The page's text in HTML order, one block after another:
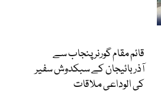
قائم مقام گورنر پنجاب سے
آذربائیجان کے سبکدوش سفیر
کی الوداعی ملاقات